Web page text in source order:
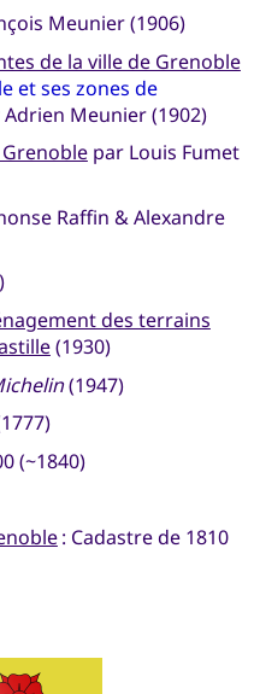
Meunier (1906)
de la ville de Grenoble
et ses zones de
Adrien Meunier (1902)
par Louis Fumet
Raffin & Alexandre
des terrains
(1930)
(1947)
(~1840)
: Cadastre de 1810